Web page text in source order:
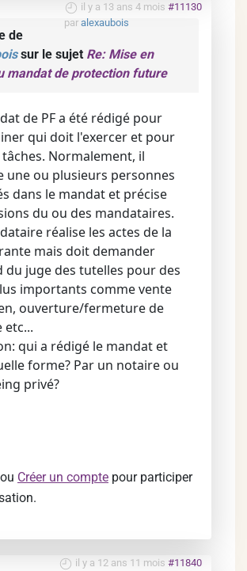
il y a 13 ans 4 mois #11130
par alexaubois
de
sur le sujet Re: Mise en
mandat de protection future
de PF a été rédigé pour
qui doit l'exercer et pour
Normalement, il
une ou plusieurs personnes
dans le mandat et précise
du ou des mandataires.
réalise les actes de la
mais doit demander
du juge des tutelles pour des
importants comme vente
ouverture/fermeture de
etc...
qui a rédigé le mandat et
forme? Par un notaire ou
privé?
ou Créer un compte pour participer
il y a 12 ans 11 mois #11840